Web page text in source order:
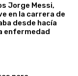
Jorge Messi,
en la carrera de
desde hacía
enfermedad